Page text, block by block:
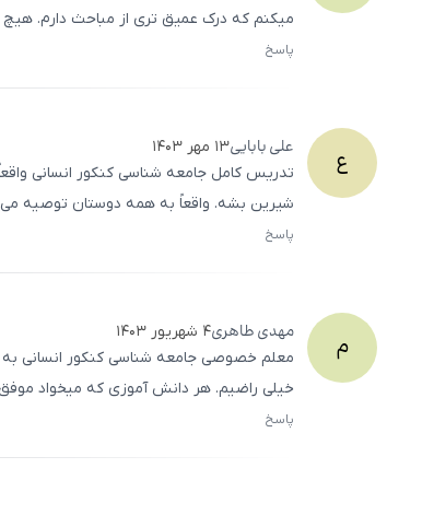
میکنم که درک عمیق ‌تری از مباحث دارم. هیچ
پاسخ
ع علیبابایی۱۳ مهر ۱۴۰۳
تدریس کامل جامعه‌ شناسی کنکور انسانی
شیرین بشه. واقعاً به همه دوستان توصیه
پاسخ
م مهدیطاهری۴ شهریور ۱۴۰۳
معلم خصوصی جامعه‌ شناسی کنکور انسانی به
خیلی راضیم. هر دانش ‌آموزی که میخواد
پاسخ